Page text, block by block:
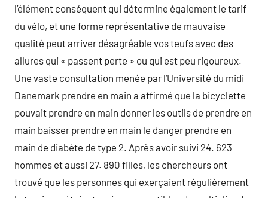
l’élément conséquent qui détermine également le tarif
du vélo, et une forme représentative de mauvaise
qualité peut arriver désagréable vos teufs avec des
allures qui « passent perte » ou qui est peu rigoureux.
Une vaste consultation menée par l’Université du midi
Danemark prendre en main a affirmé que la bicyclette
pouvait prendre en main donner les outils de prendre en
main baisser prendre en main le danger prendre en
main de diabète de type 2. Après avoir suivi 24. 623
hommes et aussi 27. 890 filles, les chercheurs ont
trouvé que les personnes qui exerçaient régulièrement